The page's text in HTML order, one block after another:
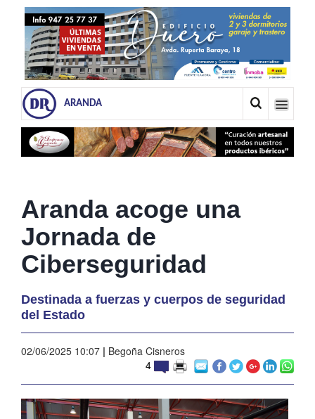
ARANDA
Aranda acoge una
Jornada de
Ciberseguridad
Destinada a fuerzas y cuerpos de seguridad
del Estado
02/06/2025 10:07 | Begoña Cisneros
4